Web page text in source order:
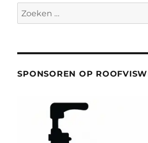
Zoeken
naar:
SPONSOREN OP